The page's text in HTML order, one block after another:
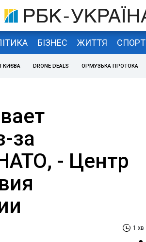
БІЗНЕС ЖИТТЯ СПОРТ
КИЄВА DRONE DEALS ОРМУЗЬКА ПРОТОКА
за
- Центр
1 хв